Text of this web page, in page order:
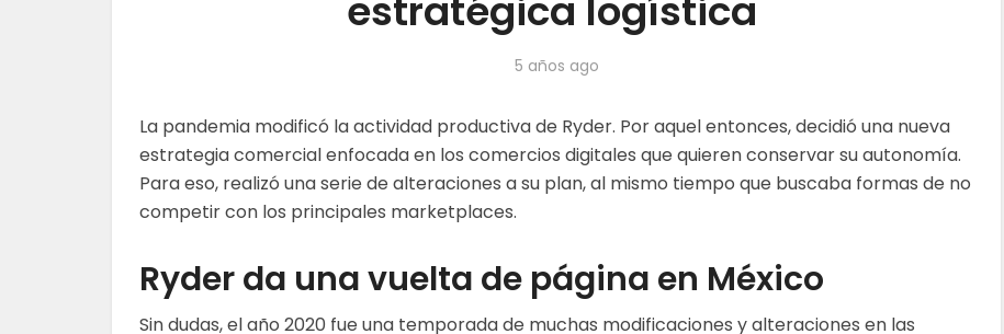
estratégica logística
5 años ago
La pandemia modificó la actividad productiva de Ryder. Por aquel entonces, decidió una nueva
estrategia comercial enfocada en los comercios digitales que quieren conservar su autonomía.
Para eso, realizó una serie de alteraciones a su plan, al mismo tiempo que buscaba formas de no
competir con los principales marketplaces.
Ryder da una vuelta de página en México
Sin dudas, el año 2020 fue una temporada de muchas modificaciones y alteraciones en las